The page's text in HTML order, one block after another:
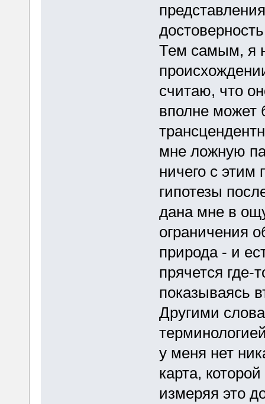
Тем самым, я
считаю, что
вполне может
мне ложную
ничего с этим
гипотезы
дана мне в
ограничения
природа - и
прячется
показываясь
Другими
у меня нет
карта,
измеряя это